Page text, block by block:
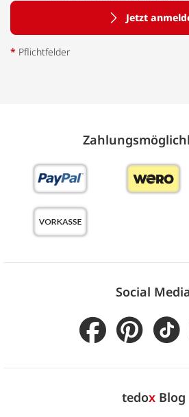
Jetzt
* Pflichtfelder
Social
tedoxBlog